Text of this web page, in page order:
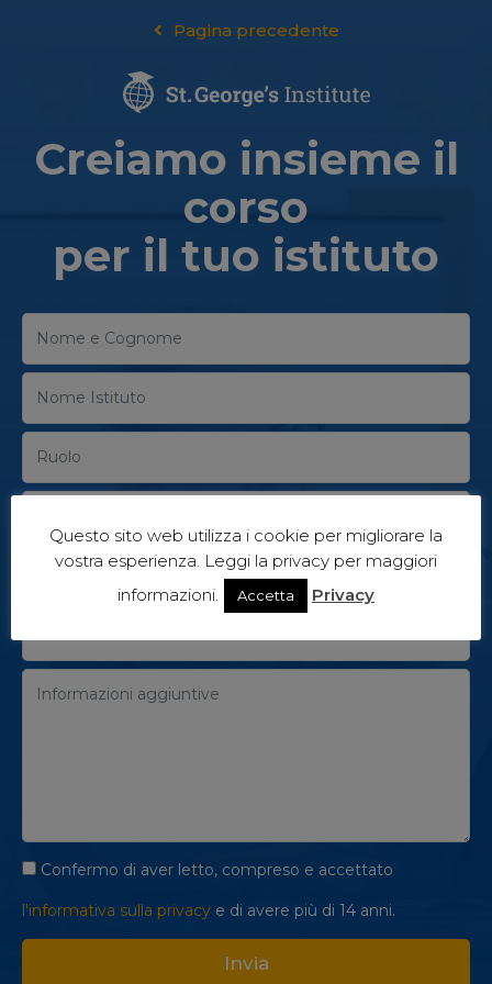
Pagina precedente
Creiamo insieme il
corso
per il tuo istituto
Confermo di aver letto, compreso e accettato
l'informativa sulla privacy e di avere più di 14 anni.
Invia
Questo sito web utilizza i cookie per migliorare la
vostra esperienza. Leggi la privacy per maggiori
informazioni.
Accetta Privacy